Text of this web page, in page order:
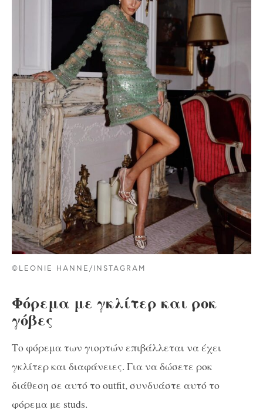
©LEONIE HANNE/INSTAGRAM
Φόρεμα με γκλίτερ και ροκ
γόβες
Το φόρεμα των γιορτών επιβάλλεται να έχει
γκλίτερ και διαφάνειες. Για να δώσετε ροκ
διάθεση σε αυτό το outfit, συνδυάστε αυτό το
φόρεμα με studs.